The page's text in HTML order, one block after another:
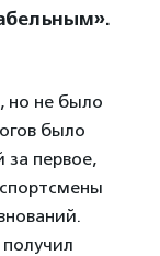
но не было
было
за первое,